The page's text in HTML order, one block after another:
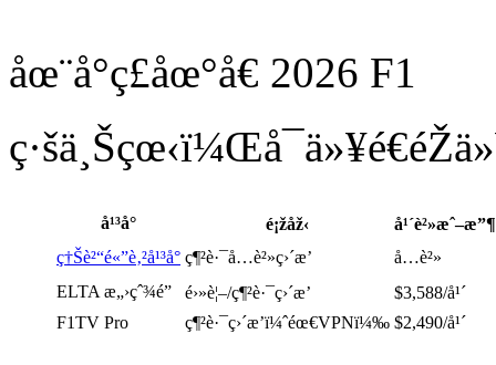
åœ¨å°ç£åœ°å€ 2026 F1
å¹³å° é¡žåž‹
ç†Šè²“é«”è‚²å¹³å° ç¶²è·¯å…è²»ç›´æ’­
å…è²»
ELTA æ„›çˆ¾é”
é›»è¦–/ç¶²è·¯ç›´æ’­
$3,588/å¹´
F1TV Pro
ç¶²è·¯ç›´æ’­ï¼ˆéœ€VPNï¼‰ $2,490/å¹´